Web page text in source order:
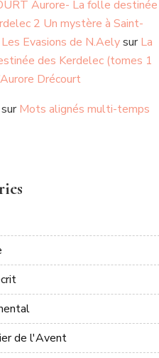
Aurore- La folle destinée
2 Un mystère à Saint-
Evasions de N.AelysurLa
des Kerdelec (tomes 1
Drécourt
Mots alignés multi-temps
de l'Avent